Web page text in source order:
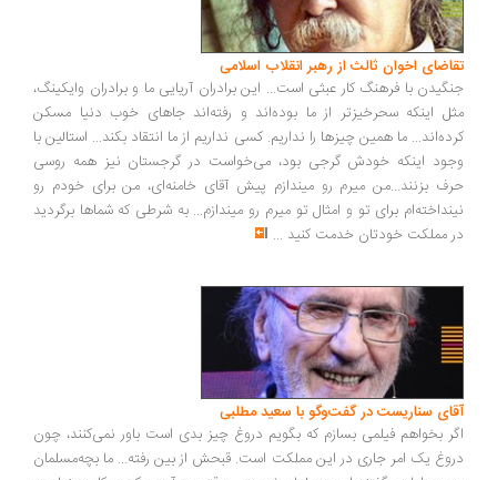
اخوان ثالث از رهبر انقلاب اسلامی
با فرهنگ کار عبثی است... این برادران آریایی ما و برادران وایکینگ،
اینکه سحرخیزتر از ما بوده‌اند و رفته‌اند جاهای خوب دنیا مسکن
ما همین چیزها را نداریم. کسی نداریم از ما انتقاد بکند... استالین با
اینکه خودش گرجی بود، می‌خواست در گرجستان نیز همه روسی
بزنند...من میرم رو میندازم پیش آقای خامنه‌ای، من برای خودم رو
برای تو و امثال تو میرم رو میندازم... به شرطی که شماها برگردید
مملکت خودتان خدمت کنید...
سناریست در گفت‌وگو با سعید مطلبی
بخواهم فیلمی بسازم که بگویم دروغ چیز بدی است باور نمی‌کنند، چون
یک امر جاری در این مملکت است. قبحش از بین رفته... ما بچه‌مسلمان